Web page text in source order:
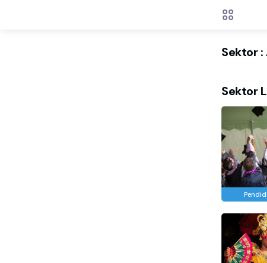
Sektor :
Sektor